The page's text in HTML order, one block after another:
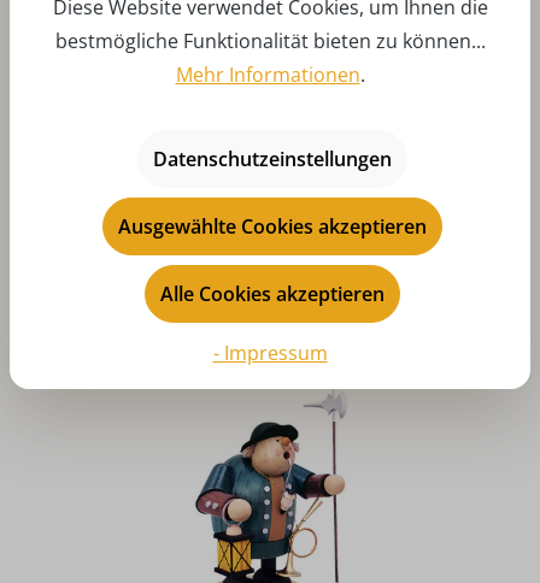
Durchschnittliche Bewertung von 5 von 5 Sternen
Räuchermännchen Nostalgischer Weihnachtsmann, 20
Regulärer Preis:
145,00 €
Preise inkl. MwSt. zzgl. Versandkosten
Art-Nr:A21511
Diese Website verwendet Cookies, um Ihnen die
bestmögliche Funktionalität bieten zu können...
Mehr Informationen.
Datenschutzeinstellungen
Ausgewählte Cookies akzeptieren
Alle Cookies akzeptieren
- Impressum